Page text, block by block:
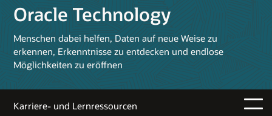
Oracle Technology
Menschen dabei helfen, Daten auf neue Weise zu
erkennen, Erkenntnisse zu entdecken und endlose
Möglichkeiten zu eröffnen
Karriere- und Lernressourcen